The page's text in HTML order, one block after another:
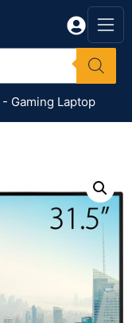
- Gaming Laptop